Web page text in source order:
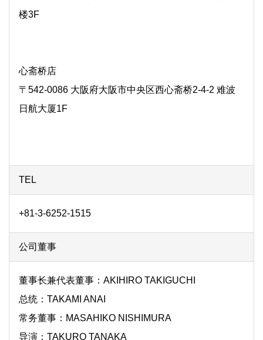
楼3F
心斋桥店
〒542-0086 大阪府大阪市中央区西心斋桥2-4-2 难波
日航大厦1F
TEL
+81-3-6252-1515
公司董事
董事长兼代表董事：AKIHIRO TAKIGUCHI
总统：TAKAMI ANAI
常务董事：MASAHIKO NISHIMURA
导演：TAKURO TANAKA